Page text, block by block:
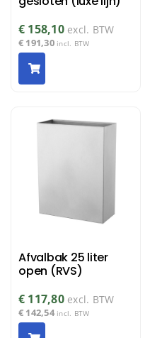
€ 158,10 excl. BTW
€ 191,30 incl. BTW
Afvalbak 25 liter
open (RVS)
€ 117,80 excl. BTW
€ 142,54 incl. BTW